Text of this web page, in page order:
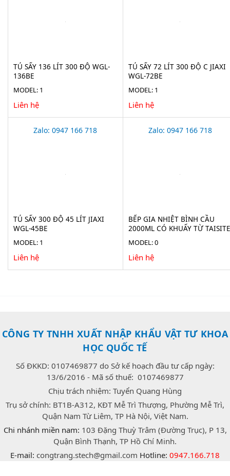
TỦ SẤY 136 LÍT 300 ĐỘ WGL-
136BE
MODEL: 1
Liên hệ
TỦ SẤY 72 LÍT 300 ĐỘ C JIAXI
WGL-72BE
MODEL: 1
Liên hệ
Zalo: 0947 166 718
TỦ SẤY 300 ĐỘ 45 LÍT JIAXI
WGL-45BE
MODEL: 1
Liên hệ
Zalo: 0947 166 718
BẾP GIA NHIỆT BÌNH CẦU
2000ML CÓ KHUẤY TỪ TAISITE
MODEL: 0
Liên hệ
CÔNG TY TNHH XUẤT NHẬP KHẨU VẬT TƯ KHOA
HỌC QUỐC TẾ
Số ĐKKD: 0107469877 do Sở kế hoạch đầu tư cấp ngày:
13/6/2016 - Mã số thuế: 0107469877
Chịu trách nhiệm: Tuyển Quang Hùng
Trụ sở chính: BT1B-A312, KĐT Mễ Trì Thượng, Phường Mễ Trì,
Quận Nam Từ Liêm, TP Hà Nội, Việt Nam.
Chi nhánh miền nam: 103 Đặng Thuỳ Trâm (Đường Trục), P 13,
Quận Bình Thạnh, TP Hồ Chí Minh.
E-mail: congtrang.stech@gmail.com Hotline: 0947.166.718